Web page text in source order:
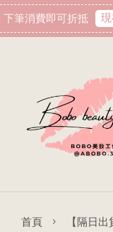
消費即可折抵 現
首頁 › 【隔日